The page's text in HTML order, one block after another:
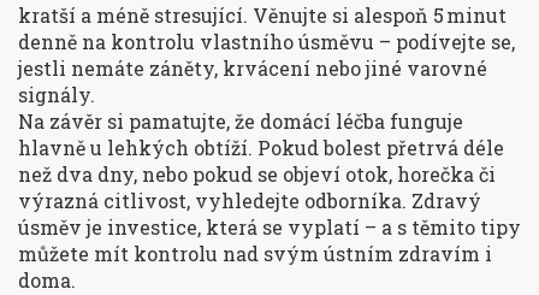
kratší a méně stresující. Věnujte si alespoň 5 minut
denně na kontrolu vlastního úsměvu – podívejte se,
jestli nemáte záněty, krvácení nebo jiné varovné
signály.
Na závěr si pamatujte, že domácí léčba funguje
hlavně u lehkých obtíží. Pokud bolest přetrvá déle
než dva dny, nebo pokud se objeví otok, horečka či
výrazná citlivost, vyhledejte odborníka. Zdravý
úsměv je investice, která se vyplatí – a s těmito tipy
můžete mít kontrolu nad svým ústním zdravím i
doma.